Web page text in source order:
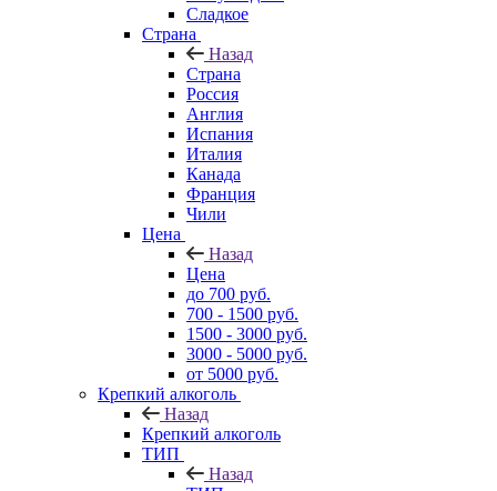
Сладкое
Страна
Назад
Страна
Россия
Англия
Испания
Италия
Канада
Франция
Чили
Цена
Назад
Цена
до 700 руб.
700 - 1500 руб.
1500 - 3000 руб.
3000 - 5000 руб.
от 5000 руб.
Крепкий алкоголь
Назад
Крепкий алкоголь
ТИП
Назад